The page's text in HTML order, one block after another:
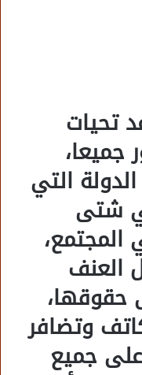
تحيات
جميعا،
التي
شتى
المجتمع،
العنف
حقوقها،
وتضافر
جميع